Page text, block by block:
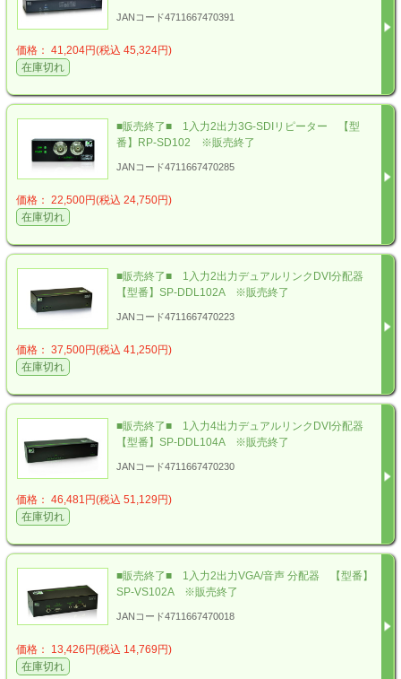
JANコード4711667470391
価格： 41,204円(税込 45,324円)
在庫切れ
■販売終了■ 1入力2出力3G-SDIリピーター 【型
番】RP-SD102 ※販売終了
JANコード4711667470285
価格： 22,500円(税込 24,750円)
在庫切れ
■販売終了■ 1入力2出力デュアルリンクDVI分配器
【型番】SP-DDL102A ※販売終了
JANコード4711667470223
価格： 37,500円(税込 41,250円)
在庫切れ
■販売終了■ 1入力4出力デュアルリンクDVI分配器
【型番】SP-DDL104A ※販売終了
JANコード4711667470230
価格： 46,481円(税込 51,129円)
在庫切れ
■販売終了■ 1入力2出力VGA/音声 分配器 【型番】
SP-VS102A ※販売終了
JANコード4711667470018
価格： 13,426円(税込 14,769円)
在庫切れ